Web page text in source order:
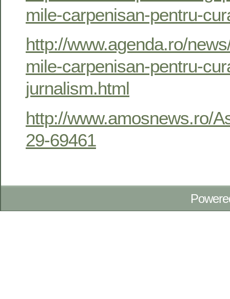
mile-carpenisan-pentru-
http://www.agenda.ro/
mile-carpenisan-pentru-
jurnalism.html
http://www.amosnews.ro/
29-69461